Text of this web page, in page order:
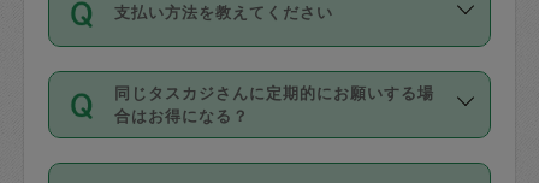
の上事前申請することが必要です。な
お、3時間を下回っても、値引き等はござ
いません。
身が価格を選んで設定しています。
タスカジさんの価格設定には最初は制限
があり、レビュー件数、レビューの平均
値、などで除々に設定可能な最高額が上
がっていく仕組みになっています。
支払い方法を教えてください
お支払方法はクレジットカード（Visa／
Master／JCB／AMERICAN EXPRESS／
Diners Club）のみとなります。
同じタスカジさんに定期的にお願いする場
合はお得になる？
依頼には「スポット」と「定期（毎週｜